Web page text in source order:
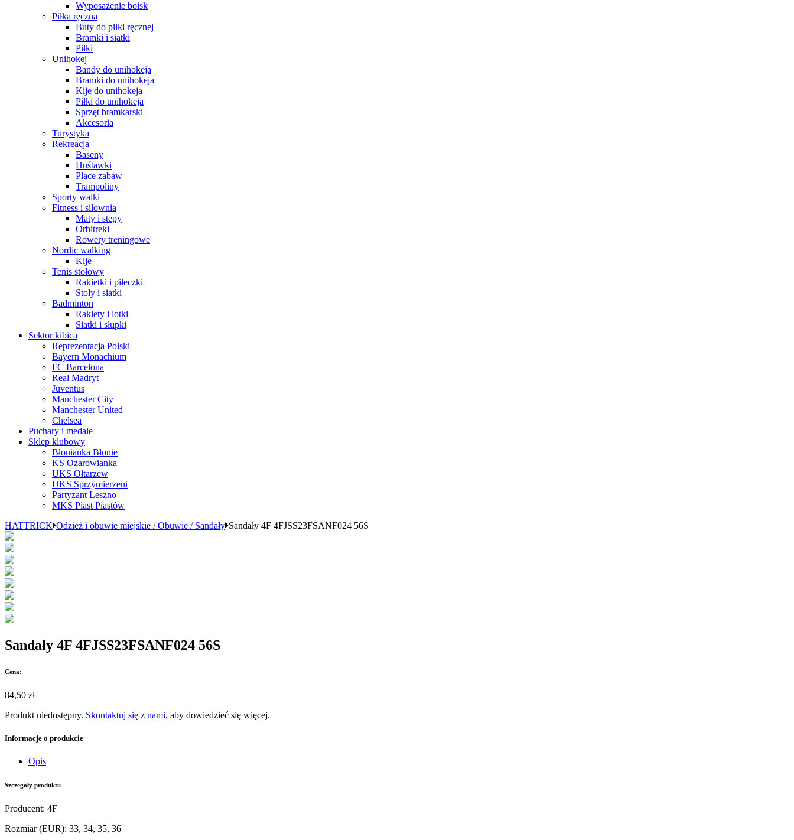
Wyposażenie boisk
Piłka ręczna
Buty do piłki ręcznej
Bramki i siatki
Piłki
Unihokej
Bandy do unihokeja
Bramki do unihokeja
Kije do unihokeja
Piłki do unihokeja
Sprzęt bramkarski
Akcesoria
Turystyka
Rekreacja
Baseny
Huśtawki
Place zabaw
Trampoliny
Sporty walki
Fitness i siłownia
Maty i stepy
Orbitreki
Rowery treningowe
Nordic walking
Kije
Tenis stołowy
Rakietki i piłeczki
Stoły i siatki
Badminton
Rakiety i lotki
Siatki i słupki
Sektor kibica
Reprezentacja Polski
Bayern Monachium
FC Barcelona
Real Madryt
Juventus
Manchester City
Manchester United
Chelsea
Puchary i medale
Sklep klubowy
Błonianka Błonie
KS Ożarowianka
UKS Ołtarzew
UKS Sprzymierzeni
Partyzant Leszno
MKS Piast Piastów
HATTRICK Odzież i obuwie miejskie / Obuwie / Sandały Sandały 4F 4FJSS23FSANF024 56S
Sandały 4F 4FJSS23FSANF024 56S
Cena:
84,50 zł
Produkt niedostępny. Skontaktuj się z nami, aby dowiedzieć się więcej.
Informacje o produkcie
Opis
Szczegóły produktu
Producent: 4F
Rozmiar (EUR): 33, 34, 35, 36